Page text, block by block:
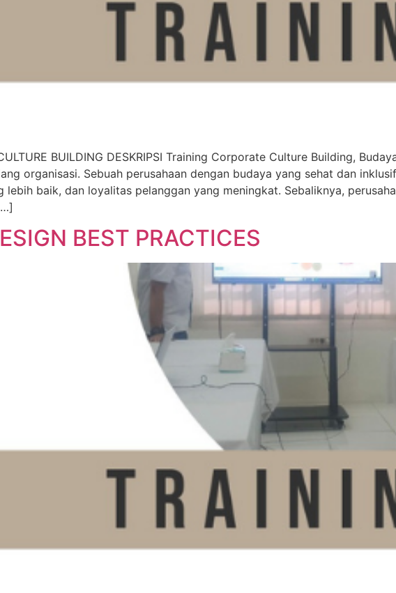
BUILDING DESKRIPSI Training Corporate Culture Building,
organisasi. Sebuah perusahaan dengan budaya yang sehat dan
lebih baik, dan loyalitas pelanggan yang meningkat. Sebaliknya,
BEST PRACTICES